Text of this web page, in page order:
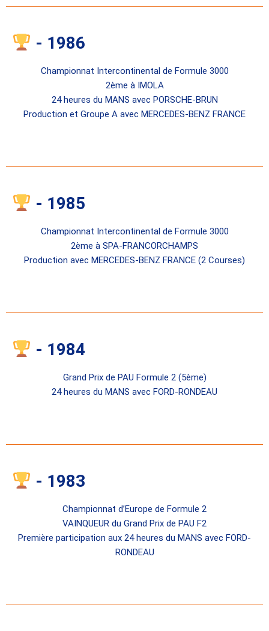
- 1986
Championnat Intercontinental de Formule 3000
2ème à IMOLA
24 heures du MANS avec PORSCHE-BRUN
Production et Groupe A avec MERCEDES-BENZ FRANCE
- 1985
Championnat Intercontinental de Formule 3000
2ème à SPA-FRANCORCHAMPS
Production avec MERCEDES-BENZ FRANCE (2 Courses)
- 1984
Grand Prix de PAU Formule 2 (5ème)
24 heures du MANS avec FORD-RONDEAU
- 1983
Championnat d’Europe de Formule 2
VAINQUEUR du Grand Prix de PAU F2
Première participation aux 24 heures du MANS avec FORD-
RONDEAU